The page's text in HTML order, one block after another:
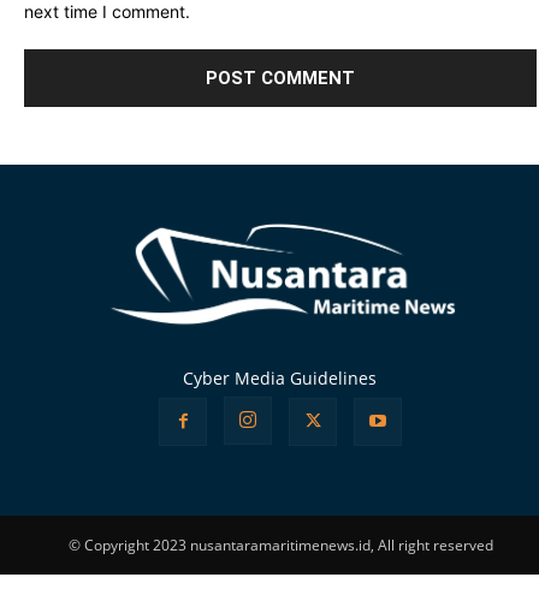
next time I comment.
Cyber Media Guidelines
© Copyright 2023 nusantaramaritimenews.id, All right reserved